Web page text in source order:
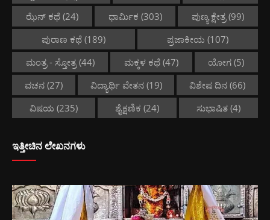
ಝೆನ್ ಕಥೆ(24) ಧಾರ್ಮಿಕ (303) ಪುಣ್ಯ ಕ್ಷೇತ್ರ(99)
ಪುರಾಣ ಕಥೆ (189) ಪ್ರಜಾಕೀಯ (107)
ಮಂತ್ರ - ಸ್ತೋತ್ರ(44) ಮಕ್ಕಳ ಕಥೆ(47) ಯೋಗ (5)
ವಚನ(27) ವಿದ್ಯಾರ್ಥಿ ವೇತನ(19) ವಿಶೇಷ ದಿನ (66)
ವಿಷಯ (235) ಶೈಕ್ಷಣಿಕ (24) ಸುಭಾಷಿತ (4)
ಇತ್ತೀಚಿನ ಲೇಖನಗಳು